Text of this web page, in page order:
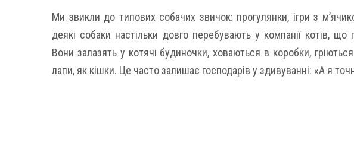
Ми звикли до типових собачих звичок: прогулянки, ігри з
деякі собаки настільки довго перебувають у компанії котів,
Вони залазять у котячі будиночки, ховаються в коробки,
лапи, як кішки. Це часто залишає господарів у здивуванні: «А я